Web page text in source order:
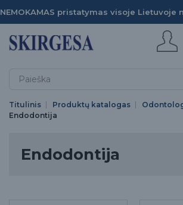
NEMOKAMAS pristatymas visoje Lietuvoje
Titulinis Produktų katalogas
Endodontija
Endodontija